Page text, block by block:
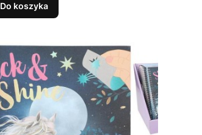
Do koszyka